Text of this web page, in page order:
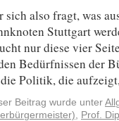
sich also fragt, was
Stuttgart
nur diese vier
Bedürfnissen der
Politik, die
Beitrag wurde unter
Prof.